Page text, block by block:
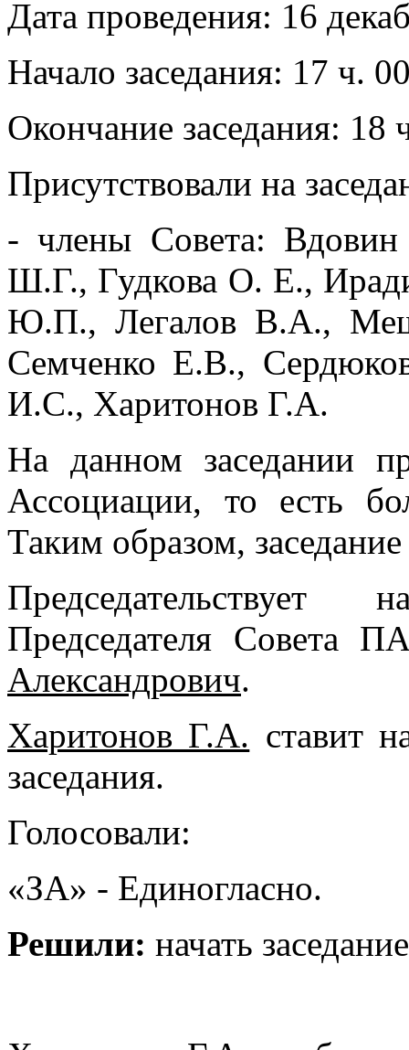
Дата проведения: 16
Начало заседания: 17 ч.
Окончание заседания: 18
Присутствовали на
- члены Совета:
Ш.Г., Гудкова О. Е.,
Ю.П., Легалов В.А.,
Семченко Е.В.,
И.С., Харитонов Г.А.
На данном заседании
Ассоциации, то есть
Таким образом,
Председательствует
Председателя
Александрович.
Харитонов Г.А. ставит
заседания.
Голосовали:
«ЗА» - Единогласно.
Решили: начать